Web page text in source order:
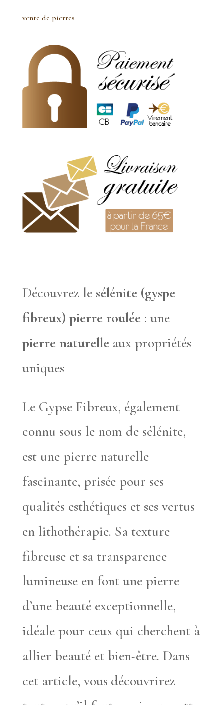
pierre
vente de pierres
Découvrez le sélénite (gyspe
fibreux) pierre roulée : une
pierre naturelle aux propriétés
uniques
Le Gypse Fibreux, également
connu sous le nom de sélénite,
est une pierre naturelle
fascinante, prisée pour ses
qualités esthétiques et ses vertus
en lithothérapie. Sa texture
fibreuse et sa transparence
lumineuse en font une pierre
d’une beauté exceptionnelle,
idéale pour ceux qui cherchent à
allier beauté et bien-être. Dans
cet article, vous découvrirez